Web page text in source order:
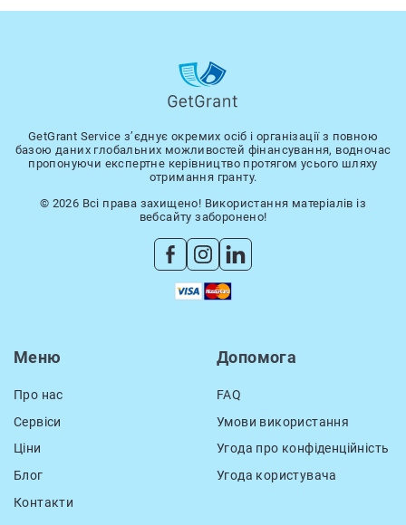
GetGrant Service з’єднує окремих осіб і організації з повною
базою даних глобальних можливостей фінансування, водночас
пропонуючи експертне керівництво протягом усього шляху
отримання гранту.
© 2026 Всі права захищено! Використання матеріалів із
вебсайту заборонено!
Меню
Про нас
Сервіси
Ціни
Блог
Контакти
Допомога
FAQ
Умови використання
Угода про конфіденційність
Угода користувача